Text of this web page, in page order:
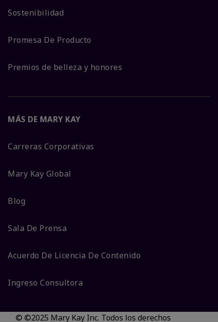
Sostenibilidad
Promesa De Producto
Premios de belleza y honores
MÁS DE MARY KAY
Carreras Corporativas
Mary Kay Global
Blog
Sala De Prensa
Acuerdo De Licencia De Contenido
Ingreso Consultora
© ©2025 Mary Kay Inc. Todos los derechos